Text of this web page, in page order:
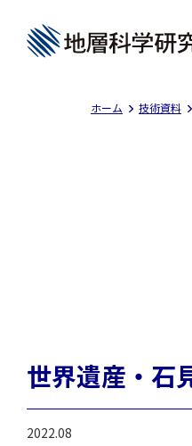
ホーム 技術資料
世界遺産・石
2022.08